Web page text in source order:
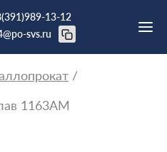
13-12
svs.ru
1163АМ